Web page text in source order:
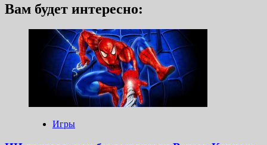
Вам будет интересно:
Игры